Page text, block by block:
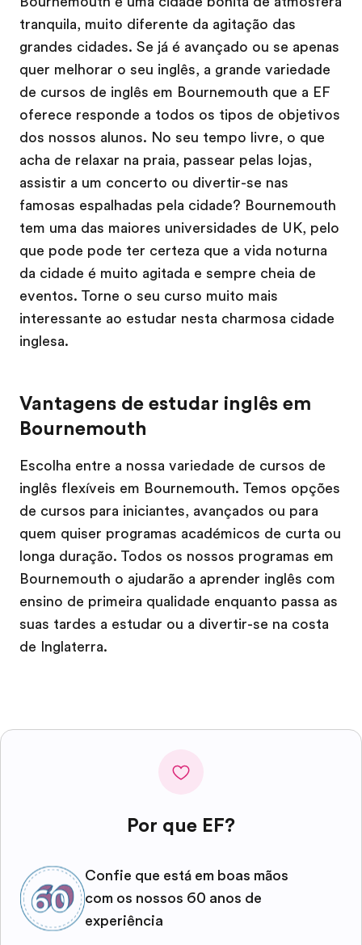
tranquila, muito diferente da agitação das
grandes cidades. Se já é avançado ou se apenas
quer melhorar o seu inglês, a grande variedade
de cursos de inglês em Bournemouth que a EF
oferece responde a todos os tipos de objetivos
dos nossos alunos. No seu tempo livre, o que
acha de relaxar na praia, passear pelas lojas,
assistir a um concerto ou divertir-se nas
famosas espalhadas pela cidade? Bournemouth
tem uma das maiores universidades de UK, pelo
que pode pode ter certeza que a vida noturna
da cidade é muito agitada e sempre cheia de
eventos. Torne o seu curso muito mais
interessante ao estudar nesta charmosa cidade
inglesa.
Vantagens de estudar inglês em
Bournemouth
Escolha entre a nossa variedade de cursos de
inglês flexíveis em Bournemouth. Temos opções
de cursos para iniciantes, avançados ou para
quem quiser programas académicos de curta ou
longa duração. Todos os nossos programas em
Bournemouth o ajudarão a aprender inglês com
ensino de primeira qualidade enquanto passa as
suas tardes a estudar ou a divertir-se na costa
de Inglaterra.
Por que EF?
Confie que está em boas mãos
com os nossos 60 anos de
experiência